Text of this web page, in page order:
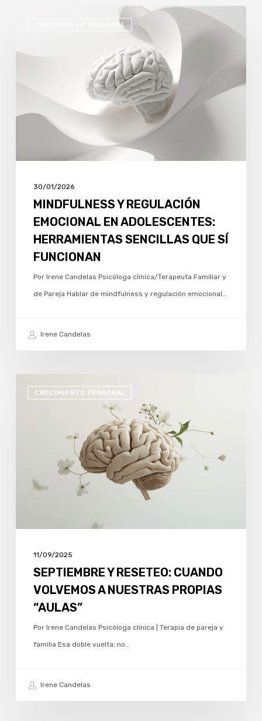
CRECIMIENTO PERSONAL
HERRAMIENTAS
SENCILLAS
FUNCIONAN
30/01/2026
MINDFULNESS Y REGULACIÓN
EMOCIONAL EN ADOLESCENTES:
HERRAMIENTAS SENCILLAS QUE SÍ
FUNCIONAN
Por Irene Candelas Psicóloga clínica/Terapeuta Familiar y
de Pareja Hablar de mindfulness y regulación emocional…
Irene Candelas
CRECIMIENTO PERSONAL
NUESTRAS
11/09/2025
SEPTIEMBRE Y RESETEO: CUANDO
VOLVEMOS A NUESTRAS PROPIAS
“AULAS”
Por Irene Candelas Psicóloga clínica | Terapia de pareja y
familia Esa doble vuelta: no…
Irene Candelas